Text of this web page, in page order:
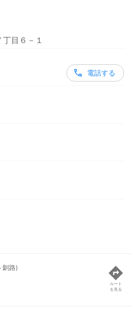
目６－１
電話する
釧路)
ルート
を見る